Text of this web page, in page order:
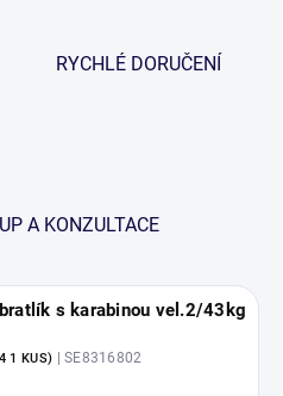
RYCHLÉ DORUČENÍ
A KONZULTACE
s karabinou vel.2/43kg
1 KUS) | SE8316802